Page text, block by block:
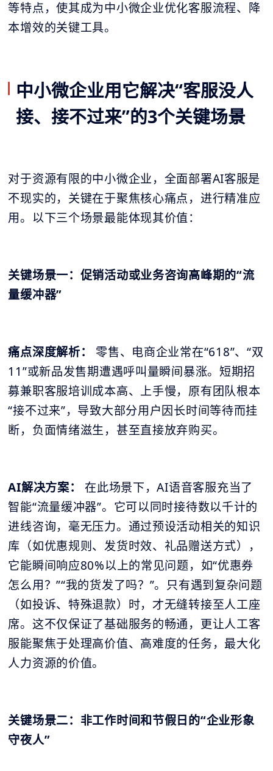
等特点，使其成为中小微企业优化客服流程、降
本增效的关键工具。
中小微企业用它解决“客服没人
接、接不过来”的3个关键场景
对于资源有限的中小微企业，全面部署AI客服是
不现实的，关键在于聚焦核心痛点，进行精准应
用。以下三个场景最能体现其价值：
关键场景一：促销活动或业务咨询高峰期的“流
量缓冲器”
痛点深度解析：
零售、电商企业常在“618”、“双
11”或新品发售期遭遇呼叫量瞬间暴涨。短期招
募兼职客服培训成本高、上手慢，原有团队根本
“接不过来”，导致大部分用户因长时间等待而挂
断，负面情绪滋生，甚至直接放弃购买。
AI解决方案：
在此场景下，AI语音客服充当了
智能“流量缓冲器”。它可以同时接待数以千计的
进线咨询，毫无压力。通过预设活动相关的知识
库（如优惠规则、发货时效、礼品赠送方式），
它能瞬间响应80%以上的常见问题，如“优惠券
怎么用？”“我的货发了吗？”。只有遇到复杂问题
（如投诉、特殊退款）时，才无缝转接至人工座
席。这不仅保证了基础服务的畅通，更让人工客
服能聚焦于处理高价值、高难度的任务，最大化
人力资源的价值。
关键场景二：非工作时间和节假日的“企业形象
守夜人”